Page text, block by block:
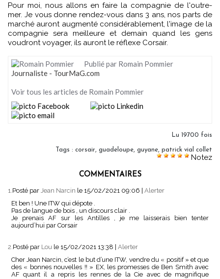
Pour moi, nous allons en faire la compagnie de l'outre-
mer. Je vous donne rendez-vous dans 3 ans, nos parts de
marché auront augmenté considérablement, l'image de la
compagnie sera meilleure et demain quand les gens
voudront voyager, ils auront le réflexe Corsair.
Publié par Romain Pommier
Journaliste - TourMaG.com
Voir tous les articles de Romain Pommier
Lu 19700 fois
Tags : corsair guadeloupe guyane patrick vial collet
Notez
COMMENTAIRES
1. Posté par Jean Narcin le 15/02/2021 09:06 | Alerter
Et ben ! Une ITW qui dépote .
Pas de langue de bois , un discours clair .
Je prenais AF sur les Antilles , je me laisserais bien tenter
aujourd’hui par Corsair
2. Posté par Lou le 15/02/2021 13:38 | Alerter
Cher Jean Narcin, c’est le but d’une ITW, vendre du « positif » et que
des « bonnes nouvelles !! » EX, les promesses de Ben Smith avec
AF quant il a repris les rennes de la Cie avec de magnifique